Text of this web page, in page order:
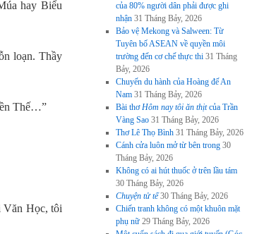
hay Biểu
loạn. Thầy
Thế…”
Văn Học, tôi
của 80% người dân phải được ghi
nhận 31 Tháng Bảy, 2026
Bảo vệ Mekong và Salween: Từ
Tuyên bố ASEAN về quyền môi
trường đến cơ chế thực thi 31 Tháng
Bảy, 2026
Chuyến du hành của Hoàng đế An
Nam 31 Tháng Bảy, 2026
Bài thơHôm nay tôi ăn thịtcủa Trần
Vàng Sao 31 Tháng Bảy, 2026
Thơ Lê Thọ Bình 31 Tháng Bảy, 2026
Cánh cửa luôn mở từ bên trong 30
Tháng Bảy, 2026
Không có ai hút thuốc ở trên lầu tám
30 Tháng Bảy, 2026
Chuyện tử tế 30 Tháng Bảy, 2026
Chiến tranh không có một khuôn mặt
phụ nữ 29 Tháng Bảy, 2026